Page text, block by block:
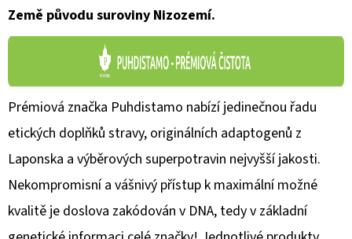
Země původu suroviny Nizozemí.
Prémiová značka Puhdistamo nabízí jedinečnou řadu
etických doplňků stravy, originálních adaptogenů z
Laponska a výběrových superpotravin nejvyšší jakosti.
Nekompromisní a vášnivý přístup k maximální možné
kvalitě je doslova zakódován v DNA, tedy v základní